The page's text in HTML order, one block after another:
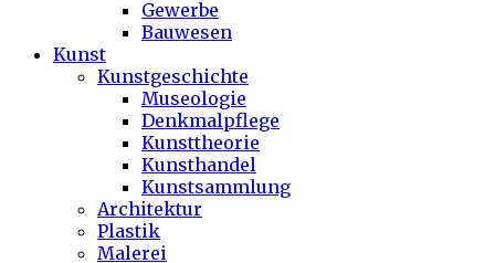
Gewerbe
Bauwesen
Kunst
Kunstgeschichte
Museologie
Denkmalpflege
Kunsttheorie
Kunsthandel
Kunstsammlung
Architektur
Plastik
Malerei